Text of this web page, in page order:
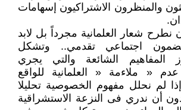
والمنظرون الاشتراكيون إسهامات
نطرح شعار العلمانية مجرداً بل لابد
اجتماعي تقدمي.. وتشكل
المفاهيم الشائعة والتي يجري
عدم « ملاءمة « العلمانية للواقع
لم نحلل مفهوم الخصوصية تحليلا
أن ندري فى النزعة الاستشراقية